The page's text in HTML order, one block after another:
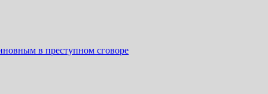
в преступном сговоре